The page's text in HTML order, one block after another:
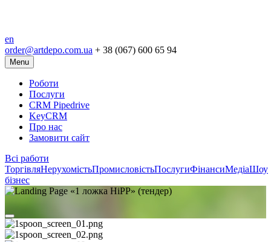
en
order@artdepo.com.ua + 38 (067) 600 65 94
Menu
Роботи
Послуги
CRM Pipedrive
KeyCRM
Про нас
Замовити сайт
Всі работи
ТоргівляНерухомістьПромисловістьПослугиФінансиМедіаШоу
бізнес